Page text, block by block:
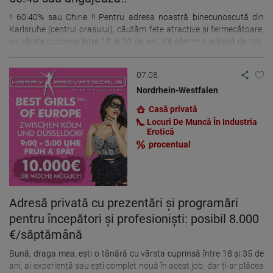
!! 60:40% sau Chirie !! Pentru adresa noastră binecunoscută din
Karlsruhe (centrul orașului), căutăm fete atractive și fermecătoare,
cu vârste cuprinse între 18 și 30 de ani. Vă oferim o adresă de top,
mulțumiți care apreciază locația. Dacă sunteți interesați sau aveți
întrebări, vă rugăm să ne contactați telefonic: +49-0152-16056563
(și WhatsApp) (Vorbim germană, engleză și română) sau prin e-mail
la: mail@rouge-girls.eu ...
07.08.
Nordrhein-Westfalen
Casă privată
Locuri De Muncă În Industria
Erotică
procentual
Adresă privată cu prezentări și programări
pentru începători și profesioniști: posibil 8.000
€/săptămână
Bună, draga mea, ești o tânără cu vârsta cuprinsă între 18 și 35 de
ani, ai experiență sau ești complet nouă în acest job, dar ți-ar plăcea